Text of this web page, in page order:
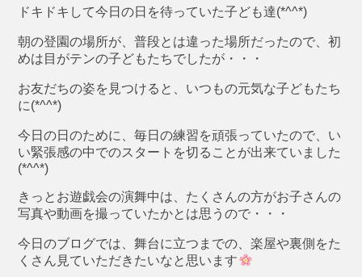
ドキドキして今日の日を待っていた子ども達(*^^*)
朝の登園の場所が、普段とは違った場所だったので、初
めは目がテンの子どもたちでしたが・・・
お友だちの姿を見つけると、いつもの元気な子どもたち
に(*^^*)
今日の日のために、毎日の練習を頑張っていたので、い
い緊張感の中でのスタートを切ることが出来ていました
(*^^*)
きっとお遊戯会の演舞中は、たくさんの方がお子さんの
写真や動画を撮っていたかとは思うので・・・
今日のブログでは、舞台に立つまでの、楽屋や裏側をた
くさん見ていただきたいなと思います